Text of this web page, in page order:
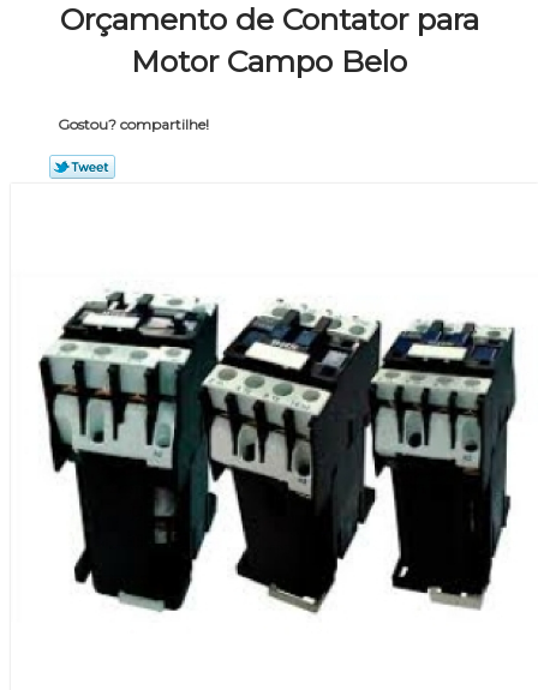
Orçamento de Contator para
Motor Campo Belo
Gostou? compartilhe!